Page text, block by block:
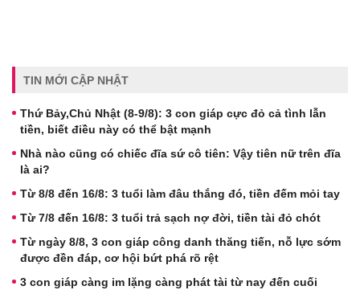
TIN MỚI CẬP NHẬT
Thứ Bảy,Chủ Nhật (8-9/8): 3 con giáp cực đỏ cả tình lẫn
tiền, biết điều này có thể bật mạnh
Nhà nào cũng có chiếc đĩa sứ cô tiên: Vậy tiên nữ trên đĩa
là ai?
Từ 8/8 đến 16/8: 3 tuổi làm đâu thắng đó, tiền đếm mỏi tay
Từ 7/8 đến 16/8: 3 tuổi trả sạch nợ đời, tiền tài đỏ chót
Từ ngày 8/8, 3 con giáp công danh thăng tiến, nỗ lực sớm
được đền đáp, cơ hội bứt phá rõ rệt
3 con giáp càng im lặng càng phát tài từ nay đến cuối